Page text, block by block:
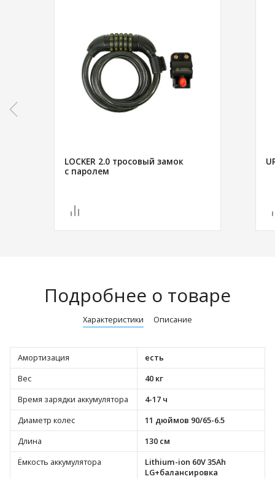
LOCKER 2.0 тросовый замок
с паролем
Подробнее о товаре
Характеристики Описание
Амортизация
есть
Вес
40 кг
Время зарядки аккумулятора
4-17 ч
Диаметр колес
11 дюймов 90/65-6.5
Длина
130 см
Ёмкость аккумулятора
Lithium-ion 60V 35Ah
LG+балансировка